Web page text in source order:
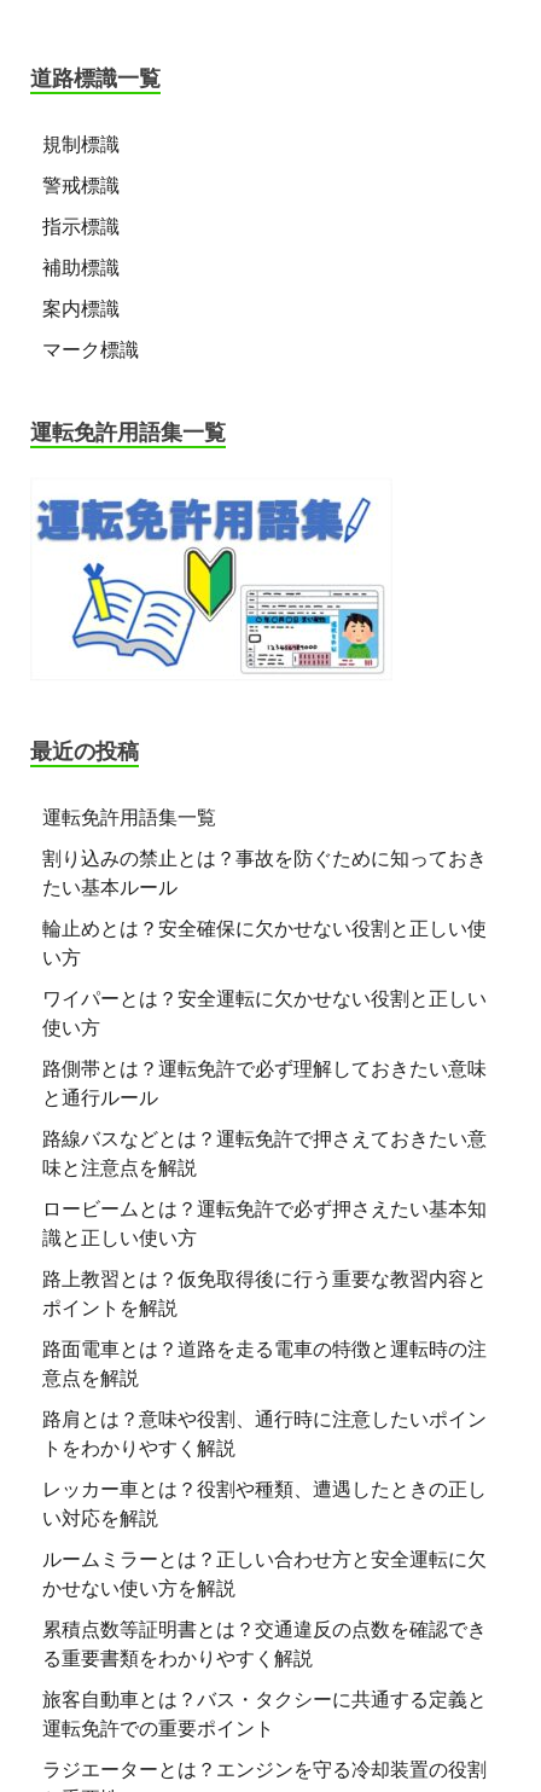
道路標識一覧
規制標識
警戒標識
指示標識
補助標識
案内標識
マーク標識
運転免許用語集一覧
最近の投稿
運転免許用語集一覧
割り込みの禁止とは？事故を防ぐために知っておき
たい基本ルール
輪止めとは？安全確保に欠かせない役割と正しい使
い方
ワイパーとは？安全運転に欠かせない役割と正しい
使い方
路側帯とは？運転免許で必ず理解しておきたい意味
と通行ルール
路線バスなどとは？運転免許で押さえておきたい意
味と注意点を解説
ロービームとは？運転免許で必ず押さえたい基本知
識と正しい使い方
路上教習とは？仮免取得後に行う重要な教習内容と
ポイントを解説
路面電車とは？道路を走る電車の特徴と運転時の注
意点を解説
路肩とは？意味や役割、通行時に注意したいポイン
トをわかりやすく解説
レッカー車とは？役割や種類、遭遇したときの正し
い対応を解説
ルームミラーとは？正しい合わせ方と安全運転に欠
かせない使い方を解説
累積点数等証明書とは？交通違反の点数を確認でき
る重要書類をわかりやすく解説
旅客自動車とは？バス・タクシーに共通する定義と
運転免許での重要ポイント
ラジエーターとは？エンジンを守る冷却装置の役割